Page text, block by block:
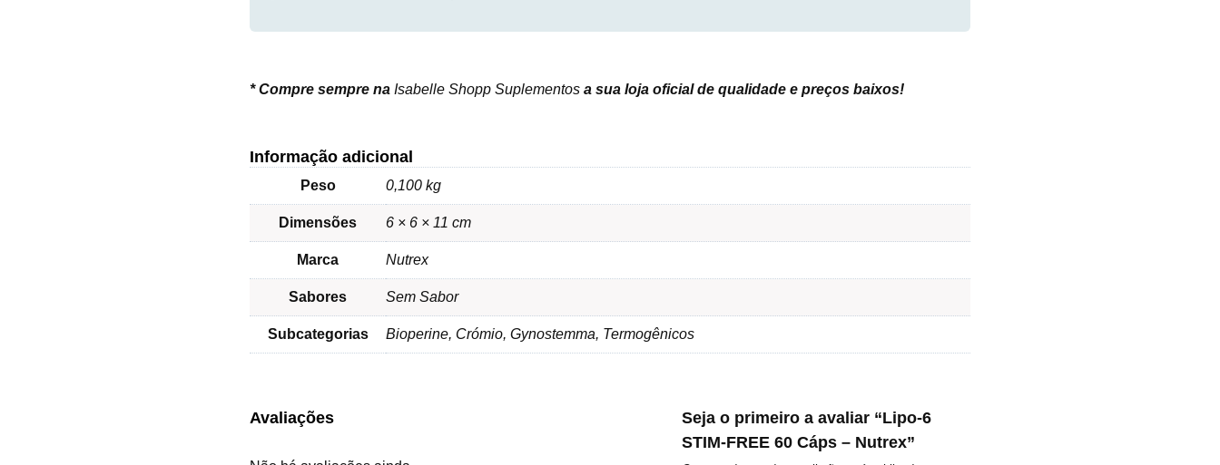
*Compre sempre na Isabelle Shopp Suplementos a sua loja oficial de qualidade e preços baixos!
Informação adicional
Peso 0,100 kg
Dimensões 6 × 6 × 11 cm
Marca Nutrex
Sabores Sem Sabor
Subcategorias Bioperine, Crómio, Gynostemma, Termogênicos
Avaliações
Seja o primeiro a avaliar “Lipo-6
STIM-FREE 60 Cáps – Nutrex”